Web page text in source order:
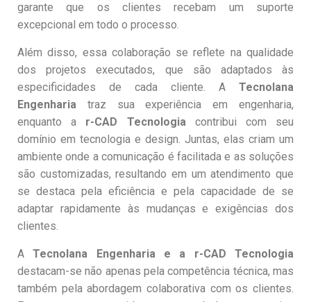
garante que os clientes recebam um suporte
excepcional em todo o processo.
Além disso, essa colaboração se reflete na qualidade
dos projetos executados, que são adaptados às
especificidades de cada cliente. A Tecnolana
Engenharia traz sua experiência em engenharia,
enquanto a r-CAD Tecnologiacontribui com seu
domínio em tecnologia e design. Juntas, elas criam um
ambiente onde a comunicação é facilitada e as soluções
são customizadas, resultando em um atendimento que
se destaca pela eficiência e pela capacidade de se
adaptar rapidamente às mudanças e exigências dos
clientes.
ATecnolana Engenharia e a r-CAD Tecnologia
destacam-se não apenas pela competência técnica, mas
também pela abordagem colaborativa com os clientes.